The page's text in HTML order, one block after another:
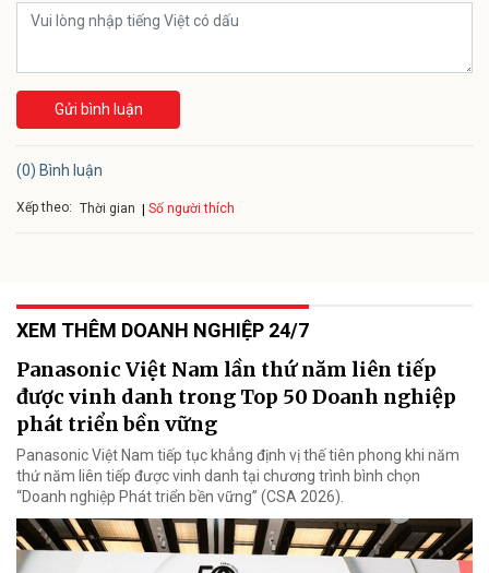
Gửi bình luận
(0) Bình luận
Xếp theo: Thời gian Số người thích
XEM THÊM DOANH NGHIỆP 24/7
Panasonic Việt Nam lần thứ năm liên tiếp
được vinh danh trong Top 50 Doanh nghiệp
phát triển bền vững
Panasonic Việt Nam tiếp tục khẳng định vị thế tiên phong khi năm
thứ năm liên tiếp được vinh danh tại chương trình bình chọn
“Doanh nghiệp Phát triển bền vững” (CSA 2026).